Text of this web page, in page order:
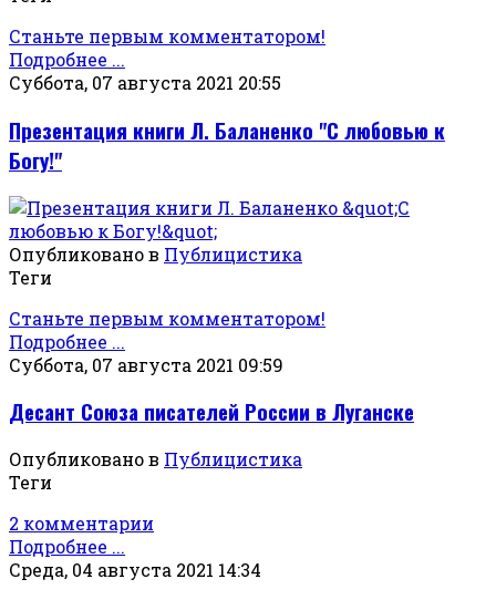
Станьте первым комментатором!
Подробнее ...
Суббота, 07 августа 2021 20:55
Презентация книги Л. Баланенко "С любовью к
Богу!"
Опубликовано в Публицистика
Теги
Станьте первым комментатором!
Подробнее ...
Суббота, 07 августа 2021 09:59
Десант Союза писателей России в Луганске
Опубликовано в Публицистика
Теги
2 комментарии
Подробнее ...
Среда, 04 августа 2021 14:34